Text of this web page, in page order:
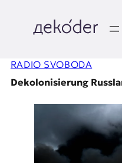
springen
e
RADIO SVOBODA
Dekolonisierung